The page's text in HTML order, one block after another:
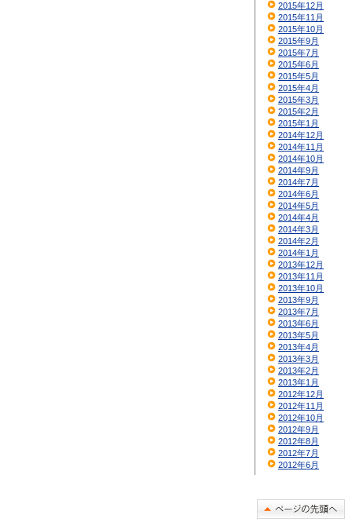
2015年12月
2015年11月
2015年10月
2015年9月
2015年7月
2015年6月
2015年5月
2015年4月
2015年3月
2015年2月
2015年1月
2014年12月
2014年11月
2014年10月
2014年9月
2014年7月
2014年6月
2014年5月
2014年4月
2014年3月
2014年2月
2014年1月
2013年12月
2013年11月
2013年10月
2013年9月
2013年7月
2013年6月
2013年5月
2013年4月
2013年3月
2013年2月
2013年1月
2012年12月
2012年11月
2012年10月
2012年9月
2012年8月
2012年7月
2012年6月